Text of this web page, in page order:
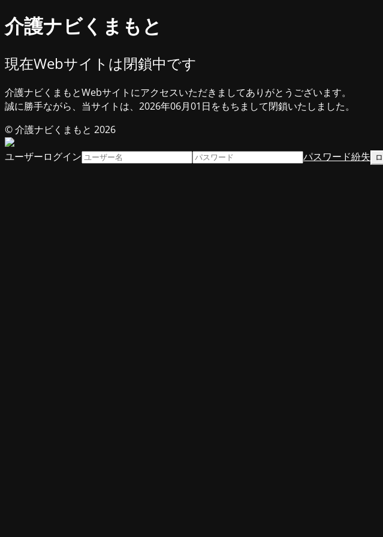
介護ナビくまもと
現在Webサイトは閉鎖中です
介護ナビくまもとWebサイトにアクセスいただきましてありがとうございます。
誠に勝手ながら、当サイトは、2026年06月01日をもちまして閉鎖いたしました。
© 介護ナビくまもと 2026
ユーザーログイン パスワード紛失